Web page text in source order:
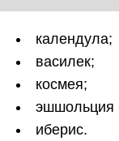
календула;
василек;
космея;
эшшольция
иберис.